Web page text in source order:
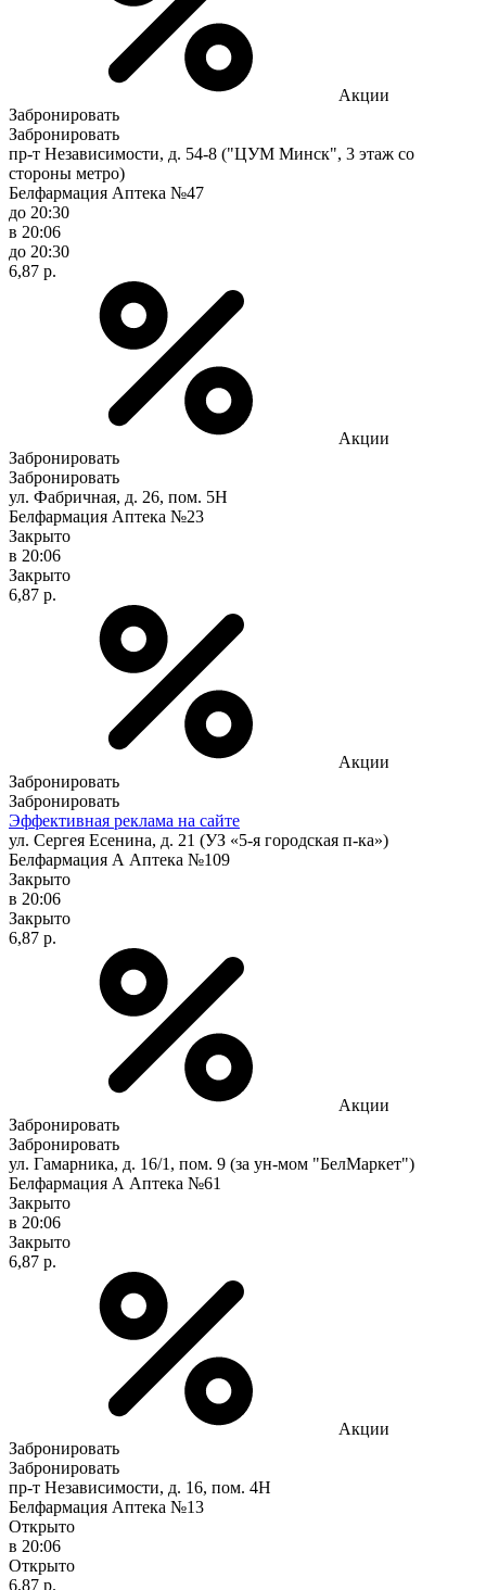
Акции
Забронировать
Забронировать
пр-т Независимости, д. 54-8 ("ЦУМ Минск", 3 этаж со
стороны метро)
Белфармация Аптека №47
до 20:30
в 20:06
до 20:30
6,87 р.
Акции
Забронировать
Забронировать
ул. Фабричная, д. 26, пом. 5Н
Белфармация Аптека №23
Закрыто
в 20:06
Закрыто
6,87 р.
Акции
Забронировать
Забронировать
Эффективная реклама на сайте
ул. Сергея Есенина, д. 21 (УЗ «5-я городская п-ка»)
Белфармация А Аптека №109
Закрыто
в 20:06
Закрыто
6,87 р.
Акции
Забронировать
Забронировать
ул. Гамарника, д. 16/1, пом. 9 (за ун-мом "БелМаркет")
Белфармация А Аптека №61
Закрыто
в 20:06
Закрыто
6,87 р.
Акции
Забронировать
Забронировать
пр-т Независимости, д. 16, пом. 4Н
Белфармация Аптека №13
Открыто
в 20:06
Открыто
6,87 р.